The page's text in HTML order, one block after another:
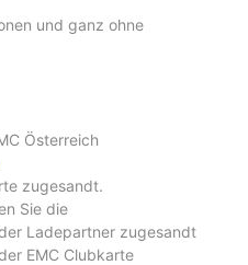
und ganz ohne
Österreich
zugesandt.
Sie die
Ladepartner zugesandt
EMC Clubkarte